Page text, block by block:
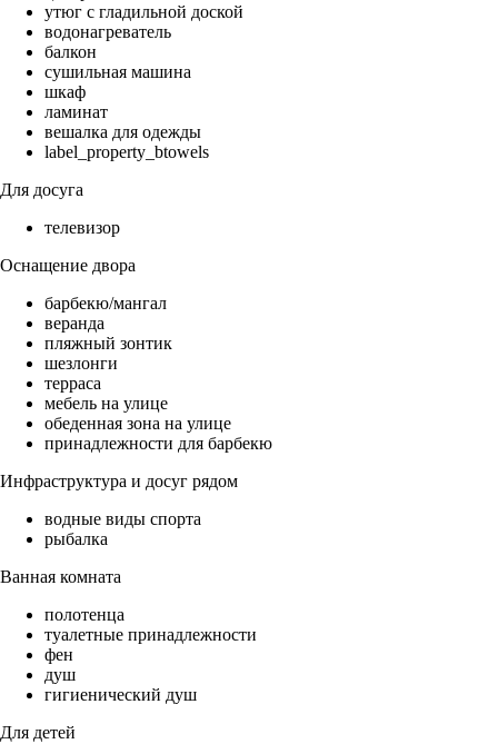
утюг с гладильной доской
водонагреватель
балкон
сушильная машина
шкаф
ламинат
вешалка для одежды
label_property_btowels
Для досуга
телевизор
Оснащение двора
барбекю/мангал
веранда
пляжный зонтик
шезлонги
терраса
мебель на улице
обеденная зона на улице
принадлежности для барбекю
Инфраструктура и досуг рядом
водные виды спорта
рыбалка
Ванная комната
полотенца
туалетные принадлежности
фен
душ
гигиенический душ
Для детей